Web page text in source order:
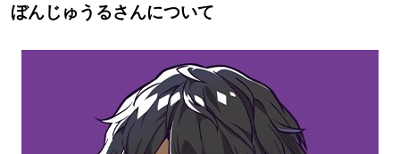
ぼんじゅうるさんについて